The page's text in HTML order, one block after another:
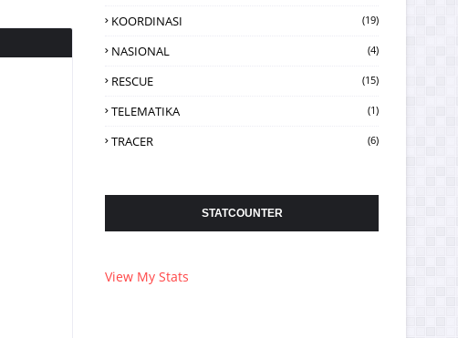
KOORDINASI (19)
NASIONAL (4)
RESCUE (15)
TELEMATIKA (1)
TRACER (6)
STATCOUNTER
View My Stats